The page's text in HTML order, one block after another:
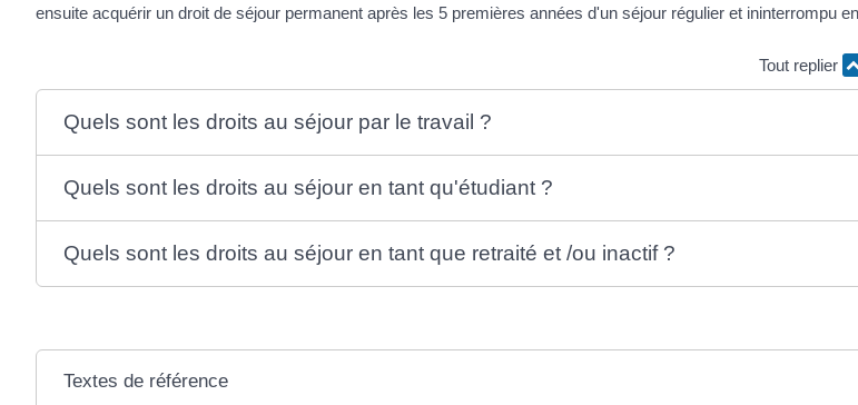
ensuite acquérir un droit de séjour permanent après les 5 premières années d'un séjour régulier et ininterrompu
Tout replier
Quels sont les droits au séjour par le travail ?
Quels sont les droits au séjour en tant qu'étudiant ?
Quels sont les droits au séjour en tant que retraité et /ou inactif ?
Textes de référence